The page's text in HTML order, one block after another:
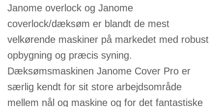
BRUGTE/DEMO
MASKIN TILBEHØR
SYTILBEHØR
KURSER
SCANNCUT
Janome overlock og Janome
coverlock/dæksøm er blandt de mest
velkørende maskiner på markedet med robust
opbygning og præcis syning.
Dæksømsmaskinen Janome Cover Pro er
særlig kendt for sit store arbejdsområde
mellem nål og maskine og for det fantastiske